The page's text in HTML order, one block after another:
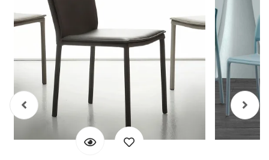
con altre informazioni che ha fornito loro o che hanno
raccolto dal suo utilizzo dei loro servizi.